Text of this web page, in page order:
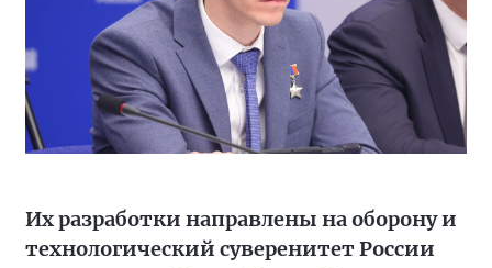
Их разработки направлены на оборону и
технологический суверенитет России